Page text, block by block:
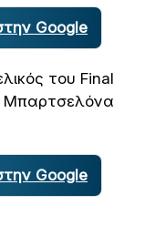
Google
του Final
Μπαρτσελόνα
Google